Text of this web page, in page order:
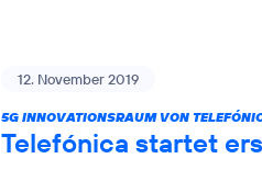
12. November 2019
5G INNOVATIONSRAUM VON
Telefónica startet